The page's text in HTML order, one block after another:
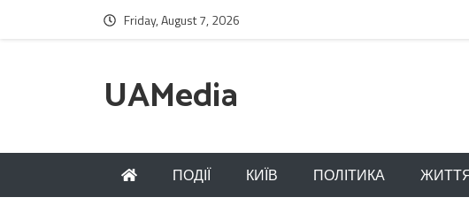
Friday, August 7, 2026
UAMedia
ПОДІЇ КИЇВ ПОЛІТИКА